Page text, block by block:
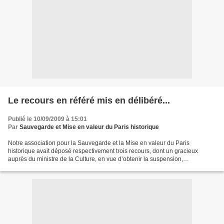
Le recours en référé mis en délibéré...
Publié le 10/09/2009 à 15:01
Par Sauvegarde et Mise en valeur du Paris historique
Notre association pour la Sauvegarde et la Mise en valeur du Paris
historique avait déposé respectivement trois recours, dont un gracieux
auprès du ministre de la Culture, en vue d’obtenir la suspension,